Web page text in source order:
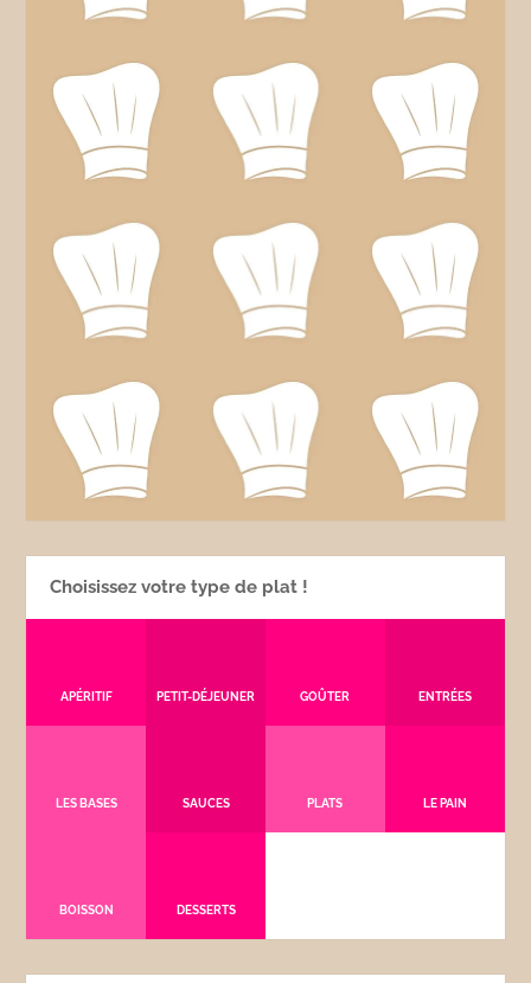
Choisissez votre type de plat !
APÉRITIF PETIT-DÉJEUNER GOÛTER ENTRÉES
LES BASES SAUCES PLATS LE PAIN
BOISSON DESSERTS